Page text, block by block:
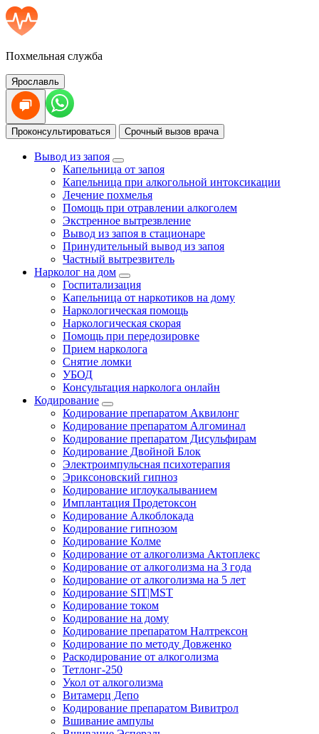
Похмельная служба
Ярославль
Проконсультироваться Срочный вызов врача
Вывод из запоя
Капельница от запоя
Капельница при алкогольной интоксикации
Лечение похмелья
Помощь при отравлении алкоголем
Экстренное вытрезвление
Вывод из запоя в стационаре
Принудительный вывод из запоя
Частный вытрезвитель
Нарколог на дом
Госпитализация
Капельница от наркотиков на дому
Наркологическая помощь
Наркологическая скорая
Помощь при передозировке
Прием нарколога
Снятие ломки
УБОД
Консультация нарколога онлайн
Кодирование
Кодирование препаратом Аквилонг
Кодирование препаратом Алгоминал
Кодирование препаратом Дисульфирам
Кодирование Двойной Блок
Электроимпульсная психотерапия
Эриксоновский гипноз
Кодирование иглоукалыванием
Имплантация Продетоксон
Кодирование Алкоблокада
Кодирование гипнозом
Кодирование Колме
Кодирование от алкоголизма Актоплекс
Кодирование от алкоголизма на 3 года
Кодирование от алкоголизма на 5 лет
Кодирование SIT|MST
Кодирование током
Кодирование на дому
Кодирование препаратом Налтрексон
Кодирование по методу Довженко
Раскодирование от алкоголизма
Тетлонг-250
Укол от алкоголизма
Витамерц Депо
Кодирование препаратом Вивитрол
Вшивание ампулы